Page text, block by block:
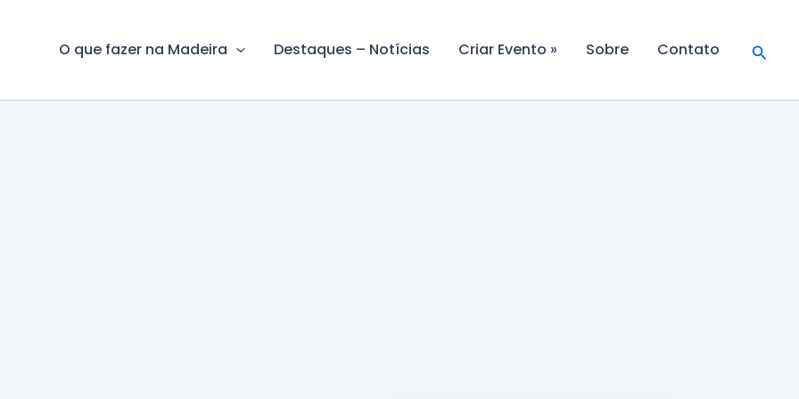
O que fazer na Madeira Destaques – Notícias Criar Evento » Sobre Contato